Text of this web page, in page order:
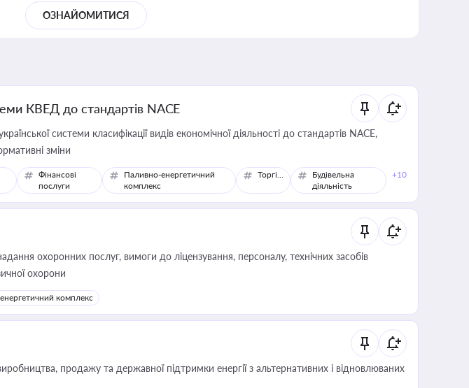
ОЗНАЙОМИТИСЯ
КВЕД до стандартів NACE
системи класифікації видів економічної діяльності до стандартів NACE,
зміни
Фінансові
послуги
Паливно-енергетичний
комплекс
Торгівля
Будівельна
діяльність
+10
охоронних послуг, вимоги до ліцензування, персоналу, технічних засобів
охорони
комплекс
продажу та державної підтримки енергії з альтернативних і відновлюваних